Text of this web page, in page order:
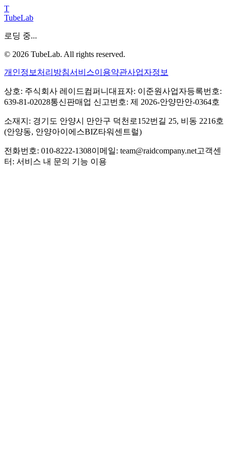
T
TubeLab
로딩 중...
© 2026 TubeLab. All rights reserved.
개인정보처리방침서비스이용약관사업자정보
상호: 주식회사 레이드컴퍼니 대표자: 이준원사업자등록번호:
639-81-02028통신판매업 신고번호: 제 2026-안양만안-0364호
소재지: 경기도 안양시 만안구 덕천로152번길 25, 비동 2216호
(안양동, 안양아이에스BIZ타워센트럴)
전화번호: 010-8222-1308이메일: team@raidcompany.net고객센
터: 서비스 내 문의 기능 이용